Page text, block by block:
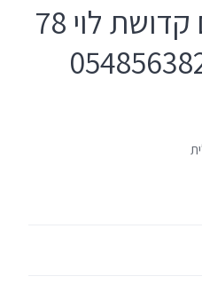
יחידת 3 חדרים קדושת לוי 78
עילית. 0548563821